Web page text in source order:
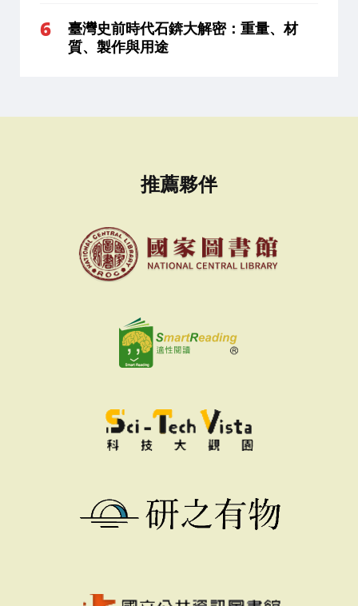
臺灣史前時代石錛大解密：重量、材
質、製作與用途
推薦夥伴